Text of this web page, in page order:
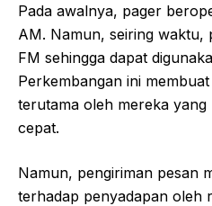
Pada awalnya, pager
AM. Namun, seiring waktu,
FM sehingga dapat
Perkembangan ini
terutama oleh mereka
cepat.
Namun, pengiriman pesan
terhadap penyadapan oleh